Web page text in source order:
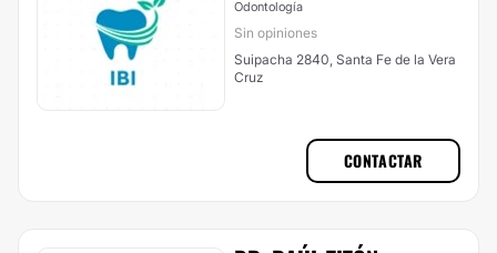
Odontología
Sin opiniones
Suipacha 2840, Santa Fe de la Vera
Cruz
CONTACTAR